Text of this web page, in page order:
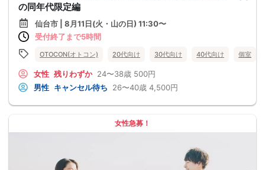
の同年代限定編
仙台市 | 8月11日(火・山の日) 11:30〜
受付終了まで5時間
OTOCON(オトコン) 20代向け 30代向け 40代向け 個室
女性 残りわずか 24〜38歳 500円
男性 キャンセル待ち 26〜40歳 4,500円
女性急募！